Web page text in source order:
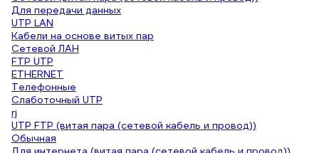
Для передачи данных
UTP LAN
Кабели на основе витых пар
Сетевой ЛАН
FTP UTP
ETHERNET
Телефонные
Слаботочный UTP
rj
UTP FTP (витая пара (сетевой кабель и провод))
Обычная